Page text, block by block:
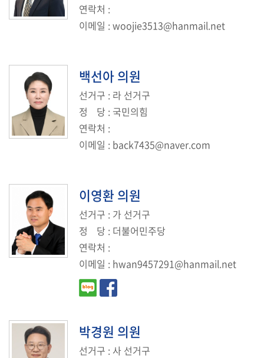
회
인
터
방
송
료
실
열
린
이
용
안
연락처 :
이메일 : woojie3513@hanmail.net
백선아의원
선거구 : 라 선거구
정
당 : 국민의힘
연락처 :
이메일 : back7435@naver.com
이영환 의원
선거구 : 가 선거구
정
당 : 더불어민주당
연락처 :
이메일 : hwan9457291@hanmail.net
박경원 의원
선거구 : 사 선거구